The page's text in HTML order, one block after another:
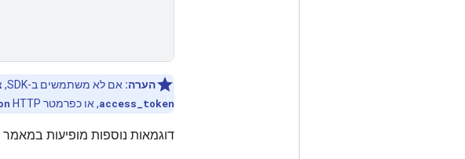
הערה: אם לא משתמשים ב-SDK, צריך להעביר את הטוקנים הזמניים כפרמטר שאילתה של
access_token, או כפרמטר HTTP
דוגמאות נוספות מופיעות במאמר